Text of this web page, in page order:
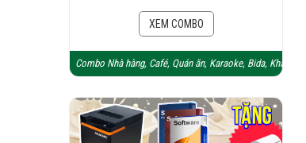
XEM COMBO
Combo Nhà hàng, Café, Quán ăn, Karaoke, Bida, Khách sạn